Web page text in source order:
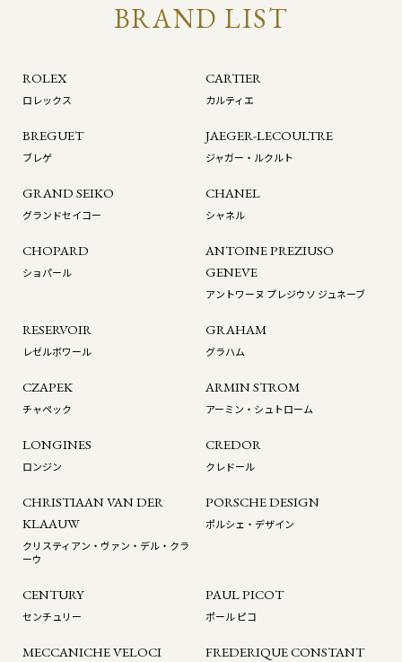
BRAND LIST
ROLEX
ロレックス
CARTIER
カルティエ
BREGUET
ブレゲ
JAEGER-LECOULTRE
ジャガー・ルクルト
GRAND SEIKO
グランドセイコー
CHANEL
シャネル
CHOPARD
ショパール
ANTOINE PREZIUSO
GENEVE
アントワーヌ プレジウソ ジュネーブ
RESERVOIR
レゼルボワール
GRAHAM
グラハム
CZAPEK
チャペック
ARMIN STROM
アーミン・シュトローム
LONGINES
ロンジン
CREDOR
クレドール
CHRISTIAAN VAN DER
KLAAUW
クリスティアン・ヴァン・デル・クラ
ーウ
PORSCHE DESIGN
ポルシェ・デザイン
CENTURY
センチュリー
PAUL PICOT
ポール ピコ
MECCANICHE VELOCI FREDERIQUE CONSTANT